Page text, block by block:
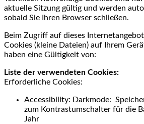
aktuelle Sitzung gültig und werden
sobald Sie Ihren Browser schließen.
Beim Zugriff auf dieses
Cookies (kleine Dateien) auf Ihrem
haben eine Gültigkeit von:
Liste der verwendeten Cookies:
Erforderliche Cookies:
Accessibility: Darkmode:
zum Kontrastumschalter für die
Jahr